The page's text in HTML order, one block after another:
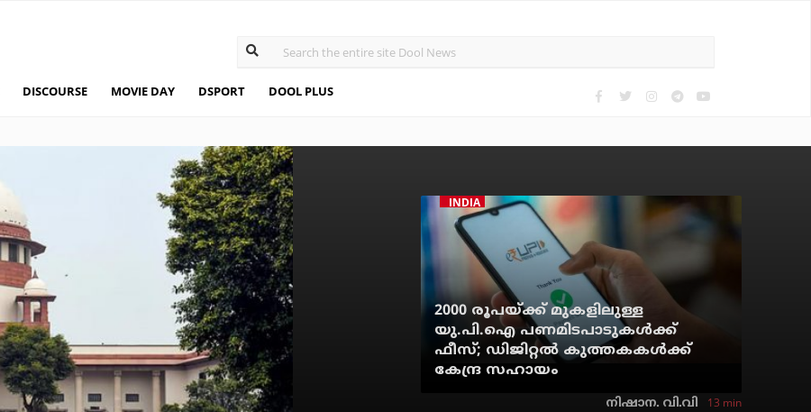
DISCOURSE MOVIE DAY DSPORT DOOL PLUS
INDIA
2000 രൂപയ്ക്ക് മുകളിലുള്ള
യു.പി.ഐ പണമിടപാടുകള്‍ക്ക്
ഫീസ്; ഡിജിറ്റല്‍ കുത്തകകള്‍ക്ക്
കേന്ദ്ര സഹായം
നിഷാന. വി.വി 13 min